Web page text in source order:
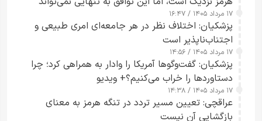
آبراه را آزاد کند
۱۷ مرداد ۱۴۰۵ / ۱۶:۴۷
پزشکیان: اختلاف نظر در هر جامعه‌ای امری طبیعی و
اجتناب‌ناپذیر است
۱۷ مرداد ۱۴۰۵ / ۱۴:۵۶
پزشکیان: گفت‌وگوها آمریکا را وادار به همراهی کرد؛ چرا
دستاوردها را خراب می‌کنیم؟+ ویدیو
۱۷ مرداد ۱۴۰۵ / ۱۴:۳۸
عراقچی: تعیین مسیر تردد در تنگه هرمز به معنای
بازگشایی آن نیست